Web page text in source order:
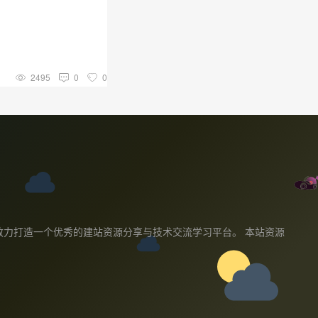
2495 0 0
打造一个优秀的建站资源分享与技术交流学习平台。 本站资源